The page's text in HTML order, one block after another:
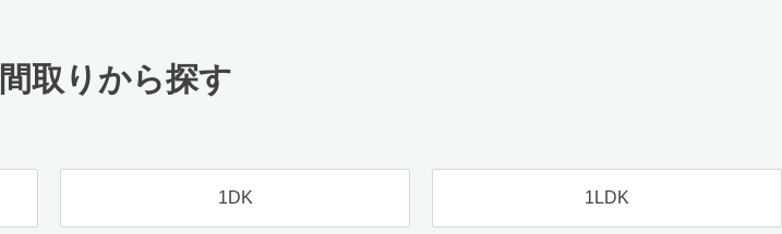
取りから探す
1DK 1LDK